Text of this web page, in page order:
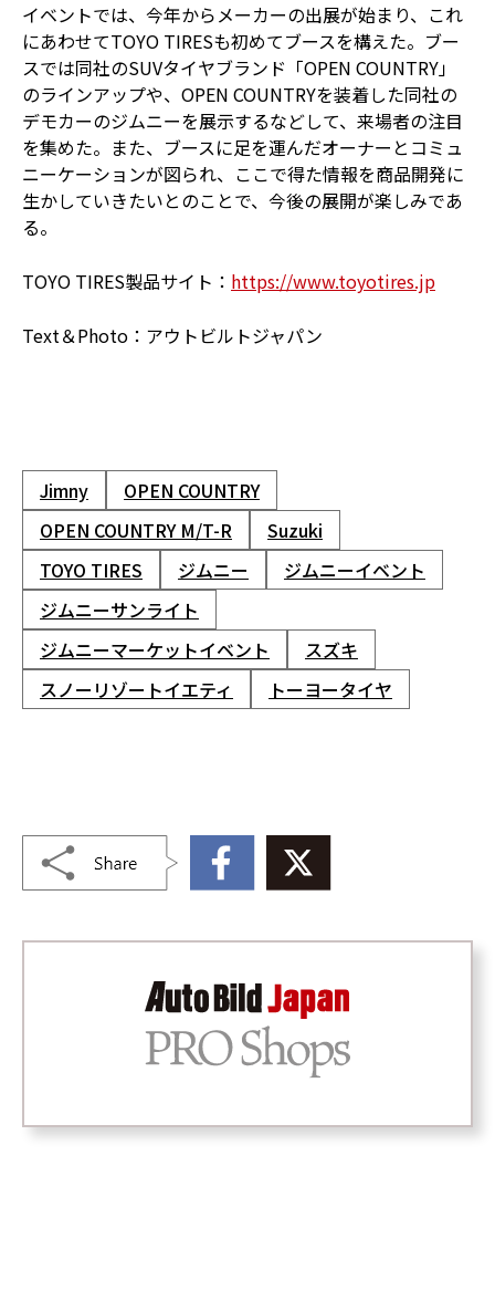
イベントでは、今年からメーカーの出展が始まり、これ
にあわせてTOYO TIRESも初めてブースを構えた。ブー
スでは同社のSUVタイヤブランド「OPEN COUNTRY」
のラインアップや、OPEN COUNTRYを装着した同社の
デモカーのジムニーを展示するなどして、来場者の注目
を集めた。また、ブースに足を運んだオーナーとコミュ
ニーケーションが図られ、ここで得た情報を商品開発に
生かしていきたいとのことで、今後の展開が楽しみであ
る。
TOYO TIRES製品サイト： https://www.toyotires.jp
Text＆Photo：アウトビルトジャパン
Jimny
OPEN COUNTRY
OPEN COUNTRY M/T-R
Suzuki
TOYO TIRES
ジムニー
ジムニーイベント
ジムニーサンライト
ジムニーマーケットイベント
スズキ
スノーリゾートイエティ
トーヨータイヤ